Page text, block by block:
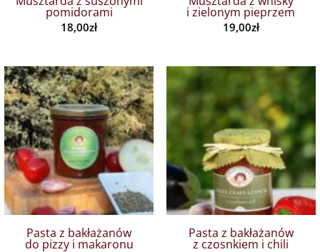
pomidorami
18,00zł
i zielonym pieprzem
19,00zł
Pasta z bakłażanów
do pizzy i makaronu
Pasta z bakłażanów
z czosnkiem i chili